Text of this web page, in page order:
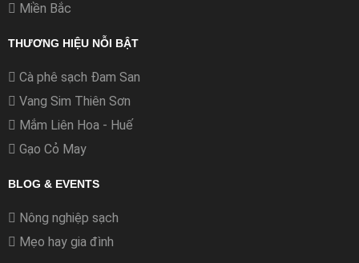
Miền Bắc
THƯƠNG HIỆU NỖI BẬT
Cà phê sạch Đam San
Vang Sim Thiên Sơn
Mắm Liên Hoa - Huế
Gạo Cỏ May
BLOG & EVENTS
Nông nghiệp sạch
Mẹo hay gia đình